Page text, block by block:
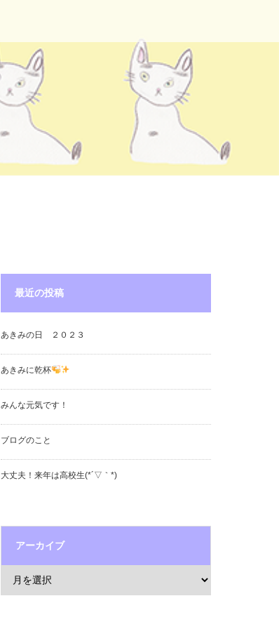
最近の投稿
あきみの日 ２０２３
あきみに乾杯
みんな元気です！
ブログのこと
大丈夫！来年は高校生(*´▽｀*)
アーカイブ